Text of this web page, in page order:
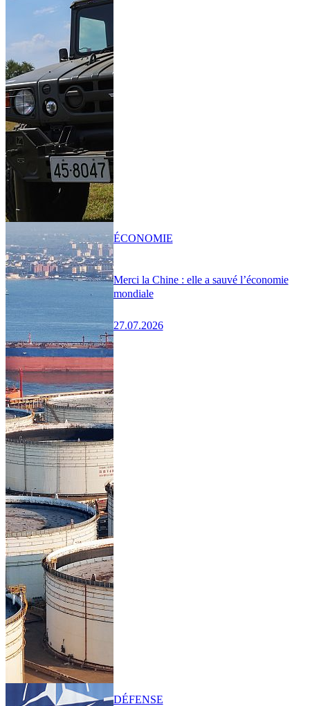
Merci la Chine : elle a sauvé l’économie
mondiale
27.07.2026
ÉCONOMIE
DÉFENSE